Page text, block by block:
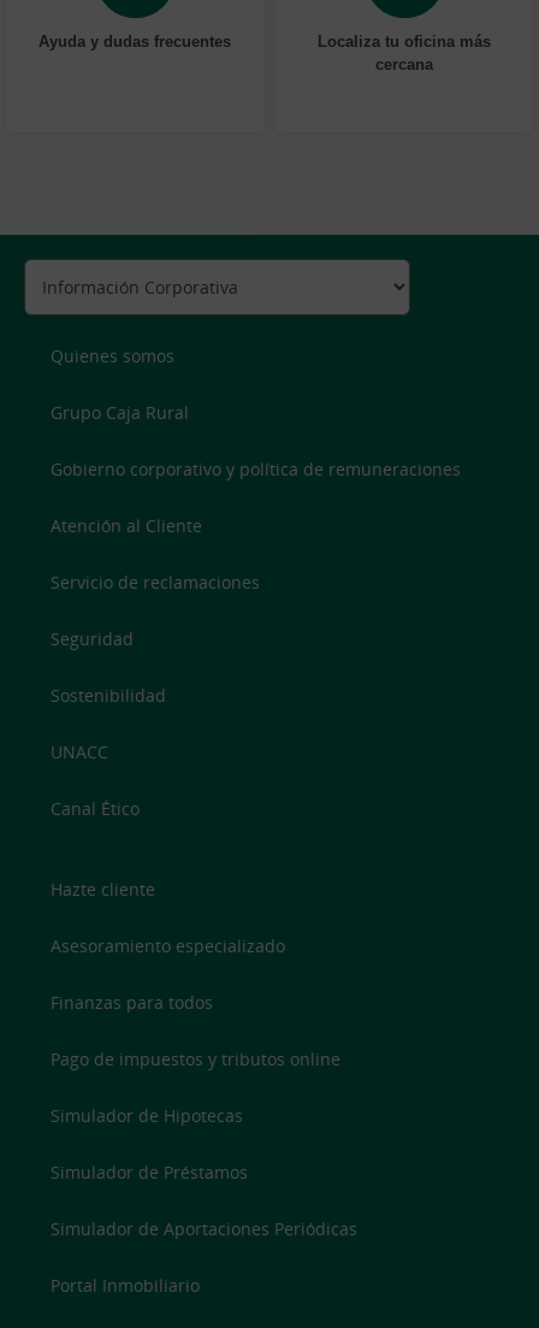
Ayuda y dudas frecuentes
Localiza tu oficina más
cercana
Quienes somos
Grupo Caja Rural
Gobierno corporativo y política de remuneraciones
Atención al Cliente
Servicio de reclamaciones
Seguridad
Sostenibilidad
UNACC
Canal Ético
Hazte cliente
Asesoramiento especializado
Finanzas para todos
Pago de impuestos y tributos online
Simulador de Hipotecas
Simulador de Préstamos
Simulador de Aportaciones Periódicas
Portal Inmobiliario